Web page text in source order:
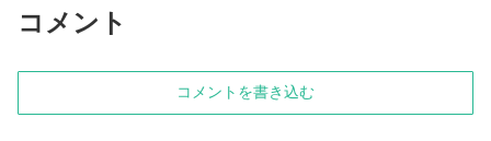
コメント
コメントを書き込む